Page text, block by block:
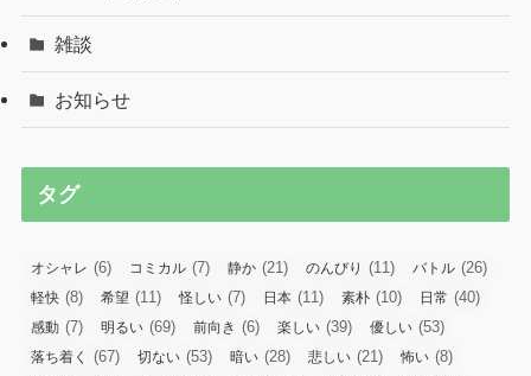
雑談
お知らせ
タグ
オシャレ (6) コミカル (7) 静か (21) のんびり (11) バトル (26)
軽快 (8) 希望 (11) 怪しい (7) 日本 (11) 素朴 (10) 日常 (40)
感動 (7) 明るい (69) 前向き (6) 楽しい (39) 優しい (53)
落ち着く (67) 切ない (53) 暗い (28) 悲しい (21) 怖い (8)